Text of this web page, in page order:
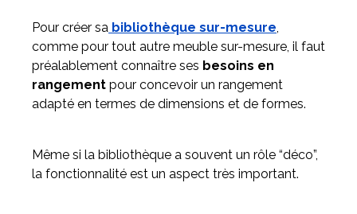
Pour créer sa bibliothèque sur-mesure,
comme pour tout autre meuble sur-mesure, il faut
préalablement connaître ses besoins en
rangement pour concevoir un rangement
adapté en termes de dimensions et de formes.
Même si la bibliothèque a souvent un rôle “déco”,
la fonctionnalité est un aspect très important.